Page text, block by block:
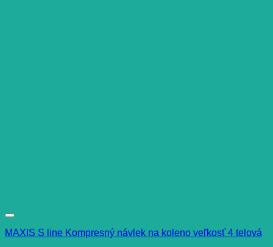
MAXIS S line Kompresný návlek na koleno veľkosť 4 telová